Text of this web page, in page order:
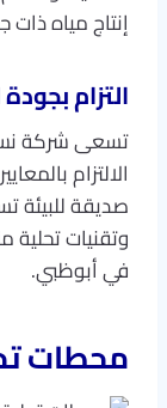
إنتاج مياه ذات
التزام
تسعى شركة
الالتزام
صديقة للبيئة
وتقنيات تحلية
في أبوظبي.
محطات